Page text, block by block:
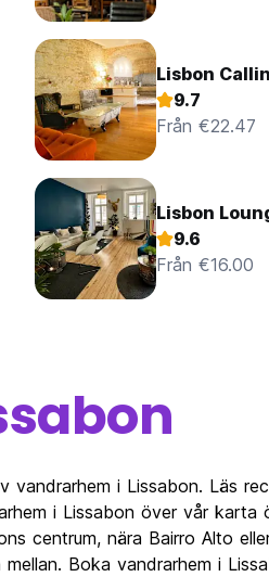
Lisbon
9.7
Från €22.47
Lisbon
9.6
Från €16.00
vandrarhem i Lissabon. Läs
i Lissabon över vår karta
centrum, nära Bairro Alto
Boka vandrarhem i